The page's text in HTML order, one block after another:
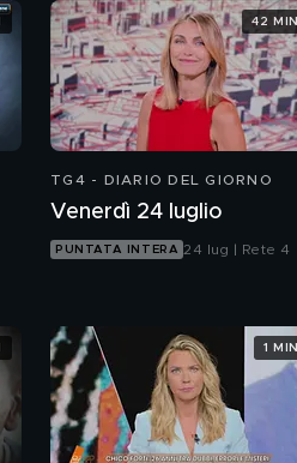
TG4 - DIARIO DEL GIORNO
Venerdì 24 luglio
PUNTATA INTERA 24 lug | Rete 4
42 MIN
1 MIN